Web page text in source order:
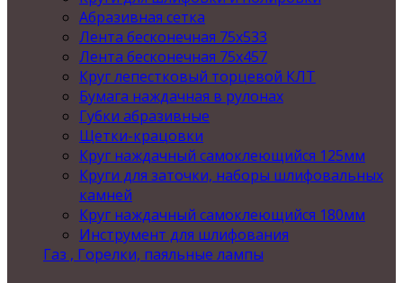
Абразивная сетка
Лента бесконечная 75х533
Лента бесконечная 75х457
Круг лепестковый торцевой КЛТ
Бумага наждачная в рулонах
Губки абразивные
Щетки-крацовки
Круг наждачный самоклеющийся 125мм
Круги для заточки, наборы шлифовальных
камней
Круг наждачный самоклеющийся 180мм
Инструмент для шлифования
Газ , Горелки, паяльные лампы